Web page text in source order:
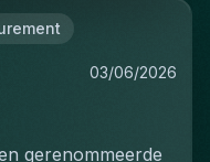
operating
You report
and will be
03/06/2026
gerenommeerde